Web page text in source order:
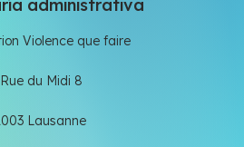
administrativa
Violence que faire
Rue du Midi 8
Lausanne